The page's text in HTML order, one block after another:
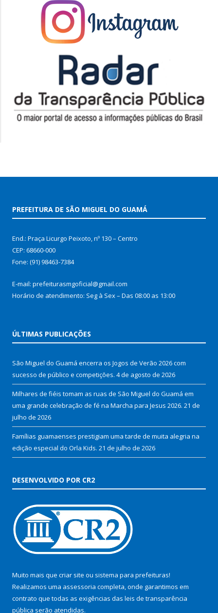
PREFEITURA DE SÃO MIGUEL DO GUAMÁ
End.: Praça Licurgo Peixoto, nº 130 – Centro
CEP: 68660-000
Fone: (91) 98463-7384
E-mail: prefeiturasmgoficial@gmail.com
Horário de atendimento: Seg à Sex – Das 08:00 as 13:00
ÚLTIMAS PUBLICAÇÕES
São Miguel do Guamá encerra os Jogos de Verão 2026 com
sucesso de público e competições. 4 de agosto de 2026
Milhares de fiéis tomam as ruas de São Miguel do Guamá em
uma grande celebração de fé na Marcha para Jesus 2026. 21 de
julho de 2026
Famílias guamaenses prestigiam uma tarde de muita alegria na
edição especial do Orla Kids. 21 de julho de 2026
DESENVOLVIDO POR CR2
Muito mais que criar site ou sistema para prefeituras!
Realizamos uma assessoria completa, onde garantimos em
contrato que todas as exigências das leis de transparência
pública serão atendidas.